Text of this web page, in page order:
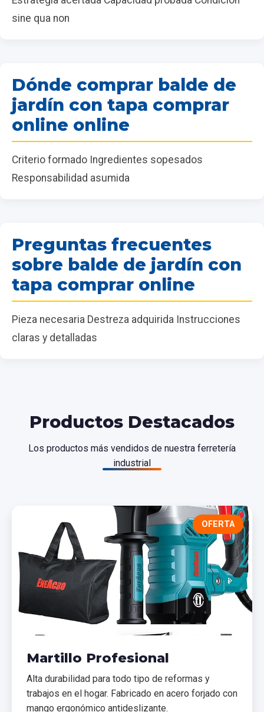
sine qua non
Dónde comprar balde de
jardín con tapa comprar
online online
Criterio formado Ingredientes sopesados
Responsabilidad asumida
Preguntas frecuentes
sobre balde de jardín con
tapa comprar online
Pieza necesaria Destreza adquirida Instrucciones
claras y detalladas
Productos Destacados
Los productos más vendidos de nuestra ferretería
industrial
OFERTA
Martillo Profesional
Alta durabilidad para todo tipo de reformas y
trabajos en el hogar. Fabricado en acero forjado con
mango ergonómico antideslizante.